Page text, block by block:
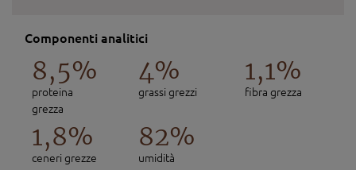
Componenti analitici
8,5%
proteina
grezza
4%
grassi grezzi
1,1%
fibra grezza
1,8%
ceneri grezze
82%
umidità